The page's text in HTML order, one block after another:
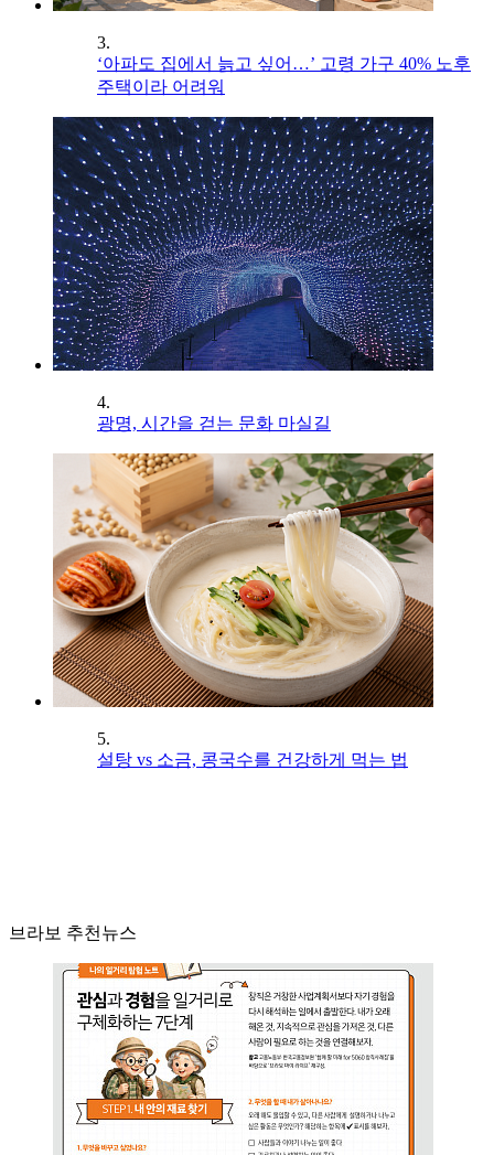
3.
‘아파도 집에서 늙고 싶어…’ 고령 가구 40% 노후
주택이라 어려워
4.
광명, 시간을 걷는 문화 마실길
5.
설탕 vs 소금, 콩국수를 건강하게 먹는 법
브라보 추천뉴스